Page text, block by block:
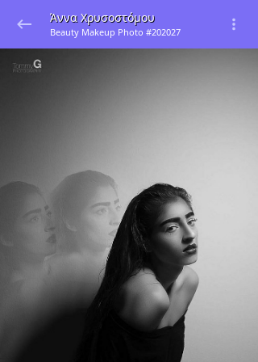
Άννα Χρυσοστόμου
Beauty Makeup Photo #202027